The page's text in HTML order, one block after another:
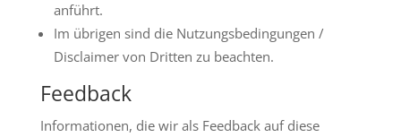
anführt.
Im übrigen sind die Nutzungsbedingungen /
Disclaimer von Dritten zu beachten.
Feedback
Informationen, die wir als Feedback auf diese